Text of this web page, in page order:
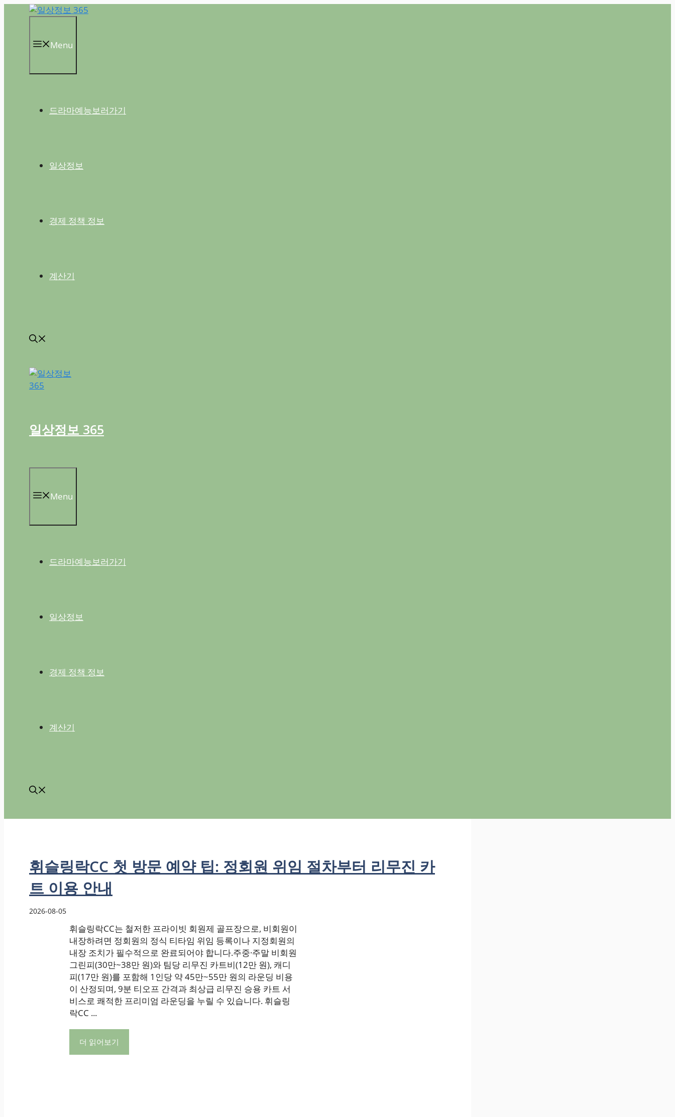
Menu
드라마예능보러가기
일상정보
경제 정책 정보
계산기
일상정보 365
Menu
드라마예능보러가기
일상정보
경제 정책 정보
계산기
휘슬링락CC 첫 방문 예약 팁: 정회원 위임 절차부터 리무진 카
트 이용 안내
2026-08-05
휘슬링락CC는 철저한 프라이빗 회원제 골프장으로, 비회원이
내장하려면 정회원의 정식 티타임 위임 등록이나 지정회원의
내장 조치가 필수적으로 완료되어야 합니다.주중·주말 비회원
그린피(30만~38만 원)와 팀당 리무진 카트비(12만 원), 캐디
피(17만 원)를 포함해 1인당 약 45만~55만 원의 라운딩 비용
이 산정되며, 9분 티오프 간격과 최상급 리무진 승용 카트 서
비스로 쾌적한 프리미엄 라운딩을 누릴 수 있습니다. 휘슬링
락CC ...
더 읽어보기